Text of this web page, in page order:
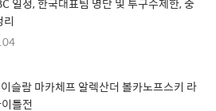
리
슬람 마카체프 알렉산더 볼카노프스키 라
틀전